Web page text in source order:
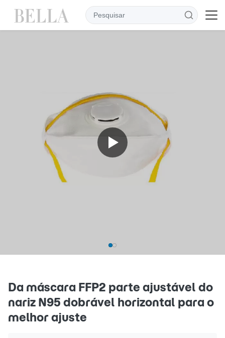
Da máscara FFP2 parte ajustável do
nariz N95 dobrável horizontal para o
melhor ajuste